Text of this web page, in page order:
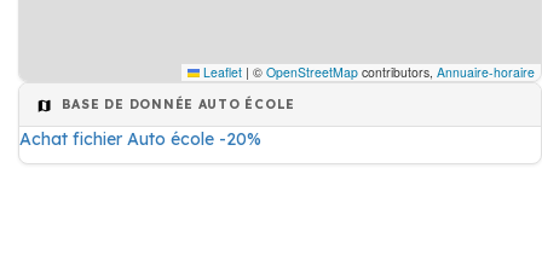
Leaflet | © OpenStreetMap contributors, Annuaire-horaire
BASE DE DONNÉE AUTO ÉCOLE
Achat fichier Auto école -20%